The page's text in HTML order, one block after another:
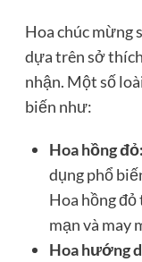
Hoa chúc mừng
dựa trên sở
nhận. Một số
biến như:
Hoa hồng đỏ:
dụng phổ
Hoa hồng
mạn và may
Hoa hướng